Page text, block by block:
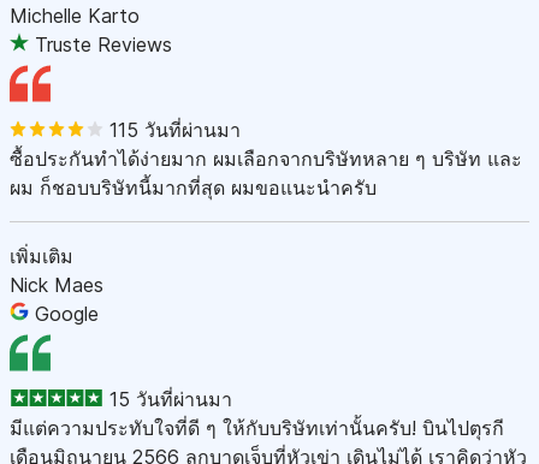
Michelle Karto
Truste Reviews
115 วันที่ผ่านมา
ซื้อประกันทำได้ง่ายมาก ผมเลือกจากบริษัทหลาย ๆ บริษัท และ
ผม ก็ชอบบริษัทนี้มากที่สุด ผมขอแนะนำครับ
เพิ่มเติม
Nick Maes
Google
15 วันที่ผ่านมา
มีแต่ความประทับใจที่ดี ๆ ให้กับบริษัทเท่านั้นครับ! บินไปตุรกี
เดือนมิถุนายน 2566 ลูกบาดเจ็บที่หัวเข่า เดินไม่ได้ เราคิดว่าหัว